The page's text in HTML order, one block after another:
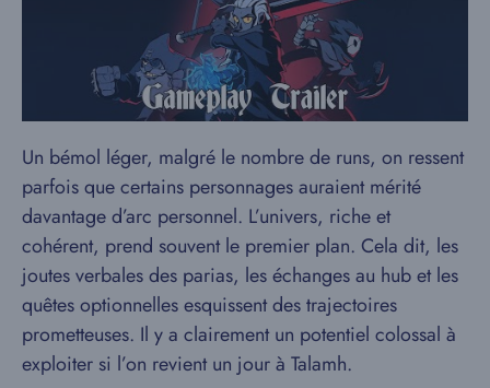
Un bémol léger, malgré le nombre de runs, on ressent
parfois que certains personnages auraient mérité
davantage d’arc personnel. L’univers, riche et
cohérent, prend souvent le premier plan. Cela dit, les
joutes verbales des parias, les échanges au hub et les
quêtes optionnelles esquissent des trajectoires
prometteuses. Il y a clairement un potentiel colossal à
exploiter si l’on revient un jour à Talamh.